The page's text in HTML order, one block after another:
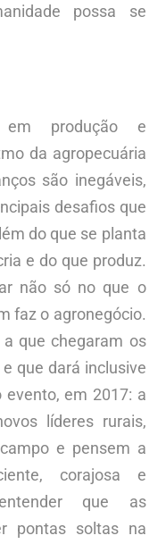
possa se
produção e
da agropecuária
são inegáveis,
desafios que
do que se planta
e do que produz.
não só no que o
faz o agronegócio.
que chegaram os
que dará inclusive
em 2017: a
líderes rurais,
e pensem a
corajosa e
que as
pontas soltas na